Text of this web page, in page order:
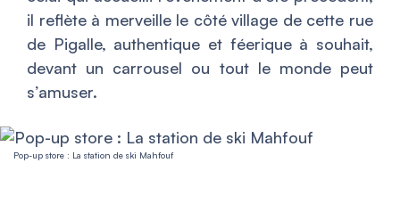
il reflète à merveille le côté village de cette rue
de Pigalle, authentique et féerique à souhait,
devant un carrousel ou tout le monde peut
s’amuser.
Pop-up store : La station de ski Mahfouf